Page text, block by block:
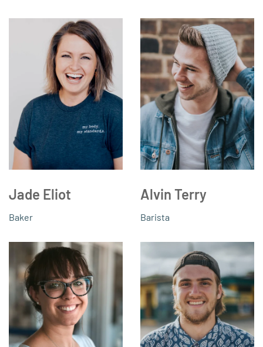
Jade Eliot
Baker
Alvin Terry
Barista